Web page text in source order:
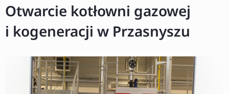
Otwarcie kotłowni gazowej
i kogeneracji w Przasnyszu